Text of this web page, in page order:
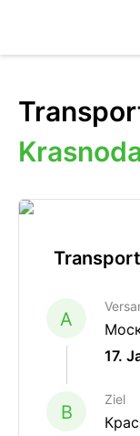
A
17.
B
Ziel